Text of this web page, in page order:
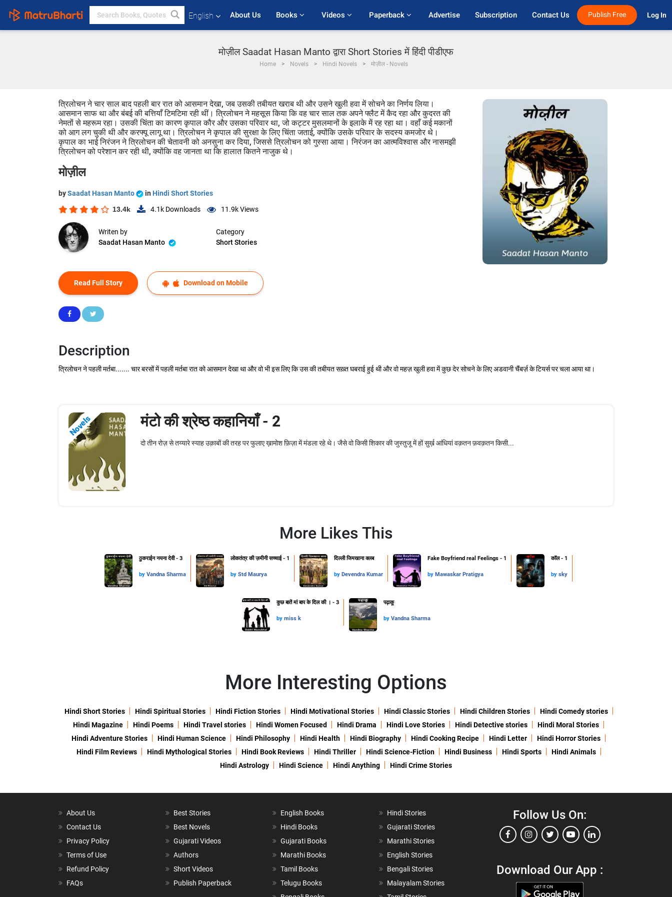
English About Us Books Videos Paperback Advertise Subscription Contact Us Publish Free Log In
मोज़ील Saadat Hasan Manto द्वारा Short Stories में हिंदी पीडीएफ
Home Novels Hindi Novels मोज़ील - Novels
त्रिलोचन ने चार साल बाद पहली बार रात को आसमान देखा, जब उसकी तबीयत खराब थी और उसने खुली हवा में सोचने का निर्णय लिया।
आसमान साफ था और बंबई की बत्तियाँ टिमटिमा रही थीं। त्रिलोचन ने महसूस किया कि वह चार साल तक अपने फ्लैट में कैद रहा और कुदरत की
नेमतों से महरूम रहा। उसकी चिंता का कारण कृपाल कौर और उसका परिवार था, जो कट्टर मुसलमानों के इलाके में रह रहा था। वहाँ कई मकानों
को आग लग चुकी थी और करफ्यू लागू था। त्रिलोचन ने कृपाल की सुरक्षा के लिए चिंता जताई, क्योंकि उसके परिवार के सदस्य कमजोर थे।
कृपाल का भाई निरंजन ने त्रिलोचन की चेतावनी को अनसुना कर दिया, जिससे त्रिलोचन को गुस्सा आया। निरंजन का आत्मविश्वास और नासमझी
त्रिलोचन को परेशान कर रही थी, क्योंकि वह जानता था कि हालात कितने नाजुक थे।
मोज़ील
bySaadat Hasan Manto in Hindi Short Stories
13.4k 4.1k Downloads 11.9kViews
Writen by
Saadat Hasan Manto
Category
Short Stories
Read Full Story Download on Mobile
Description
त्रिलोचन ने पहली मर्तबा....... चार बरसों में पहली मर्तबा रात को आसमान देखा था और वो भी इस लिए कि उस की तबीयत सख़्त घबराई हुई थी और वो महज़ खुली हवा में कुछ देर सोचने के लिए अडवानी चैंबर्ज़ के टियर्स पर चला आया था।
Novels मंटो की श्रेष्ठ कहानियाँ - 2
दो तीन रोज़ से तय्यारे स्याह उक़ाबों की तरह पर फुलाए ख़ामोश फ़िज़ा में मंडला रहे थे। जैसे वो किसी शिकार की जुस्तुजू में हों सुर्ख़ आंधियां वक़तन फ़वक़तन किसी...
More Likes This
ठुकराईन नयना देवी - 3
by Vandna Sharma
लोकतंत्र की ज़मीनी सच्चाई - 1
by Std Maurya
दिल्ली जिमखाना क्लब
by Devendra Kumar
Fake Boyfriend real Feelings - 1
by Mawaskar Pratigya
कॉल - 1
by sky
कुछ बातें मां बाप के दिल की । - 3
by miss k
पढ़ाकू
by Vandna Sharma
More Interesting Options
Hindi Short Stories Hindi Spiritual Stories Hindi Fiction Stories Hindi Motivational Stories Hindi Classic Stories Hindi Children Stories
Hindi Comedy stories
Hindi Magazine
Hindi Poems Hindi Travel stories Hindi Women Focused Hindi Drama Hindi Love Stories Hindi Detective stories
Hindi Moral Stories
Hindi Adventure Stories
Hindi Human Science Hindi Philosophy Hindi Health Hindi Biography Hindi Cooking Recipe Hindi Letter
Hindi Horror Stories
Hindi Film Reviews
Hindi Mythological Stories Hindi Book Reviews Hindi Thriller Hindi Science-Fiction Hindi Business Hindi Sports
Hindi Animals
Hindi Astrology
Hindi Science Hindi Anything Hindi Crime Stories
About Us
Contact Us
Privacy Policy
Terms of Use
Refund Policy
FAQs
Best Stories
Best Novels
Gujarati Videos
Authors
Short Videos
Publish Paperback
English Books
Hindi Books
Gujarati Books
Marathi Books
Tamil Books
Telugu Books
Hindi Stories
Gujarati Stories
Marathi Stories
English Stories
Bengali Stories
Malayalam Stories
Follow Us On:
Download Our App :